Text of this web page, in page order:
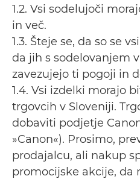
1.2. Vsi sodelujoči
in več.
1.3. Šteje se, da so se
da jih s sodelovanjem
zavezujejo ti pogoji in
1.4. Vsi izdelki morajo
trgovcih v Sloveniji.
dobaviti podjetje
»Canon«). Prosimo,
prodajalcu, ali nakup
promocijske akcije, da